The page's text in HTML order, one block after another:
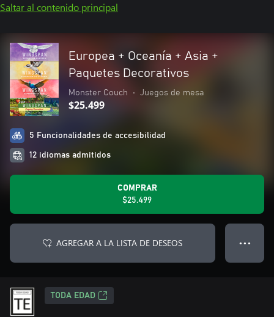
Saltar al contenido principal
Europea + Oceanía + Asia +
Paquetes Decorativos
Monster Couch • Juegos de mesa
$25.499
5 Funcionalidades de accesibilidad
12 idiomas admitidos
COMPRAR
$25.499
AGREGAR A LA LISTA DE DESEOS ● ● ●
TODA EDAD